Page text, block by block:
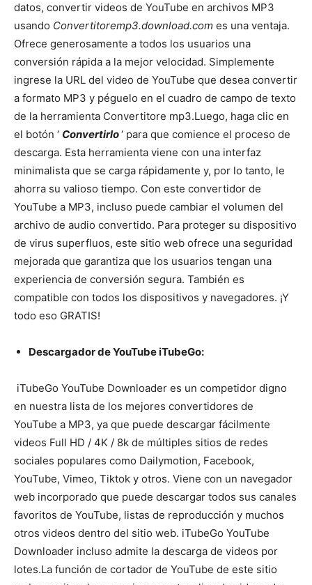
datos, convertir videos de YouTube en archivos MP3
usando Convertitoremp3.download.com es una ventaja.
Ofrece generosamente a todos los usuarios una
conversión rápida a la mejor velocidad. Simplemente
ingrese la URL del video de YouTube que desea convertir
a formato MP3 y péguelo en el cuadro de campo de texto
de la herramienta Convertitore mp3.Luego, haga clic en
el botón ‘ Convertirlo‘ para que comience el proceso de
descarga. Esta herramienta viene con una interfaz
minimalista que se carga rápidamente y, por lo tanto, le
ahorra su valioso tiempo. Con este convertidor de
YouTube a MP3, incluso puede cambiar el volumen del
archivo de audio convertido. Para proteger su dispositivo
de virus superfluos, este sitio web ofrece una seguridad
mejorada que garantiza que los usuarios tengan una
experiencia de conversión segura. También es
compatible con todos los dispositivos y navegadores. ¡Y
todo eso GRATIS!
Descargador de YouTube iTubeGo:
iTubeGo YouTube Downloader es un competidor digno
en nuestra lista de los mejores convertidores de
YouTube a MP3, ya que puede descargar fácilmente
videos Full HD / 4K / 8k de múltiples sitios de redes
sociales populares como Dailymotion, Facebook,
YouTube, Vimeo, Tiktok y otros. Viene con un navegador
web incorporado que puede descargar todos sus canales
favoritos de YouTube, listas de reproducción y muchos
otros videos dentro del sitio web. iTubeGo YouTube
Downloader incluso admite la descarga de videos por
lotes.La función de cortador de YouTube de este sitio